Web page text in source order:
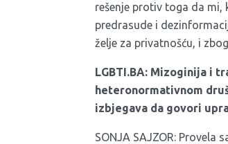
rešenje protiv toga da
predrasude i
želje za privatnošću, i
LGBTI.BA: Mizoginija i
heteronormativnom
izbjegava da govori
SONJA SAJZOR: